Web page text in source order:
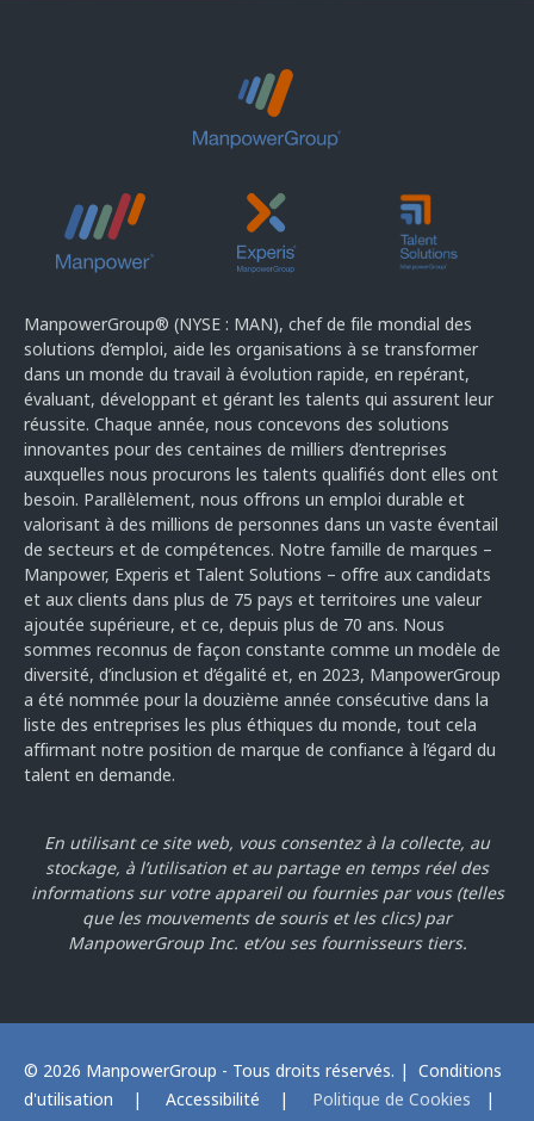
ManpowerGroup® (NYSE : MAN), chef de file mondial des
solutions d’emploi, aide les organisations à se transformer
dans un monde du travail à évolution rapide, en repérant,
évaluant, développant et gérant les talents qui assurent leur
réussite. Chaque année, nous concevons des solutions
innovantes pour des centaines de milliers d’entreprises
auxquelles nous procurons les talents qualifiés dont elles ont
besoin. Parallèlement, nous offrons un emploi durable et
valorisant à des millions de personnes dans un vaste éventail
de secteurs et de compétences. Notre famille de marques –
Manpower, Experis et Talent Solutions – offre aux candidats
et aux clients dans plus de 75 pays et territoires une valeur
ajoutée supérieure, et ce, depuis plus de 70 ans. Nous
sommes reconnus de façon constante comme un modèle de
diversité, d’inclusion et d’égalité et, en 2023, ManpowerGroup
a été nommée pour la douzième année consécutive dans la
liste des entreprises les plus éthiques du monde, tout cela
affirmant notre position de marque de confiance à l’égard du
talent en demande.
En utilisant ce site web, vous consentez à la collecte, au
stockage, à l’utilisation et au partage en temps réel des
informations sur votre appareil ou fournies par vous (telles
que les mouvements de souris et les clics) par
ManpowerGroup Inc. et/ou ses fournisseurs tiers.
© 2026 ManpowerGroup - Tous droits réservés. | Conditions
d'utilisation
| Accessibilité | Politique de Cookies |